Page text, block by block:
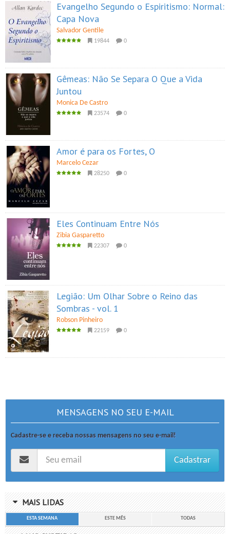
Evangelho Segundo o Espiritismo: Normal:
Capa Nova
Salvador Gentile
19844 0
Gêmeas: Não Se Separa O Que a Vida
Juntou
Monica De Castro
23574 0
Amor é para os Fortes, O
Marcelo Cezar
28250 0
Eles Continuam Entre Nós
Zibia Gasparetto
22307 0
Legião: Um Olhar Sobre o Reino das
Sombras - vol. 1
Robson Pinheiro
22159 0
MENSAGENS NO SEU E-MAIL
Cadastre-se e receba nossas mensagens no seu e-mail!
Cadastrar
MAIS LIDAS
ESTA SEMANA ESTE MÊS TODAS